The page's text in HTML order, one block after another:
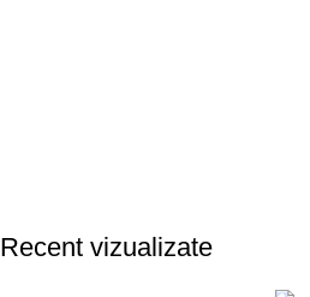
Recent vizualizate